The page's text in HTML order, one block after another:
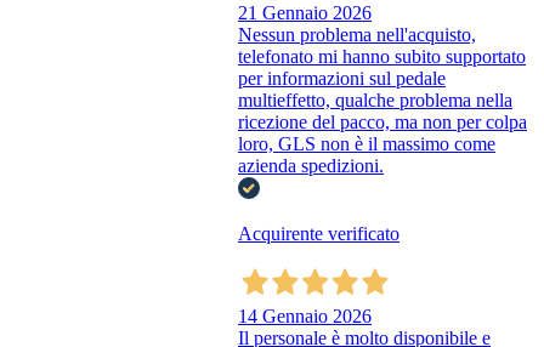
21 Gennaio 2026
Nessun problema nell'acquisto,
telefonato mi hanno subito supportato
per informazioni sul pedale
multieffetto, qualche problema nella
ricezione del pacco, ma non per colpa
loro, GLS non è il massimo come
azienda spedizioni.
Acquirente verificato
14 Gennaio 2026
Il personale è molto disponibile e